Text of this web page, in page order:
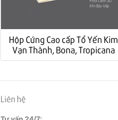
Hộp Cứng Cao cấp Tổ Yến Kim
Vạn Thành, Bona, Tropicana
Liên hệ